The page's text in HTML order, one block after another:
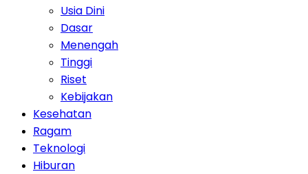
Usia Dini
Dasar
Menengah
Tinggi
Riset
Kebijakan
Kesehatan
Ragam
Teknologi
Hiburan